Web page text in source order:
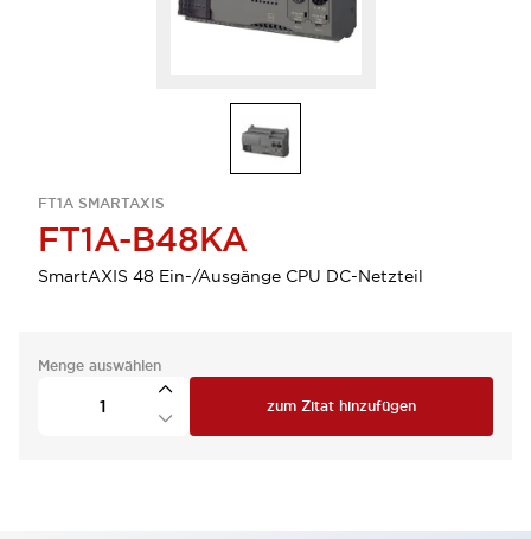
FT1A SMARTAXIS
FT1A-B48KA
SmartAXIS 48 Ein-/Ausgänge CPU DC-Netzteil
Menge auswählen
zum Zitat hinzufügen